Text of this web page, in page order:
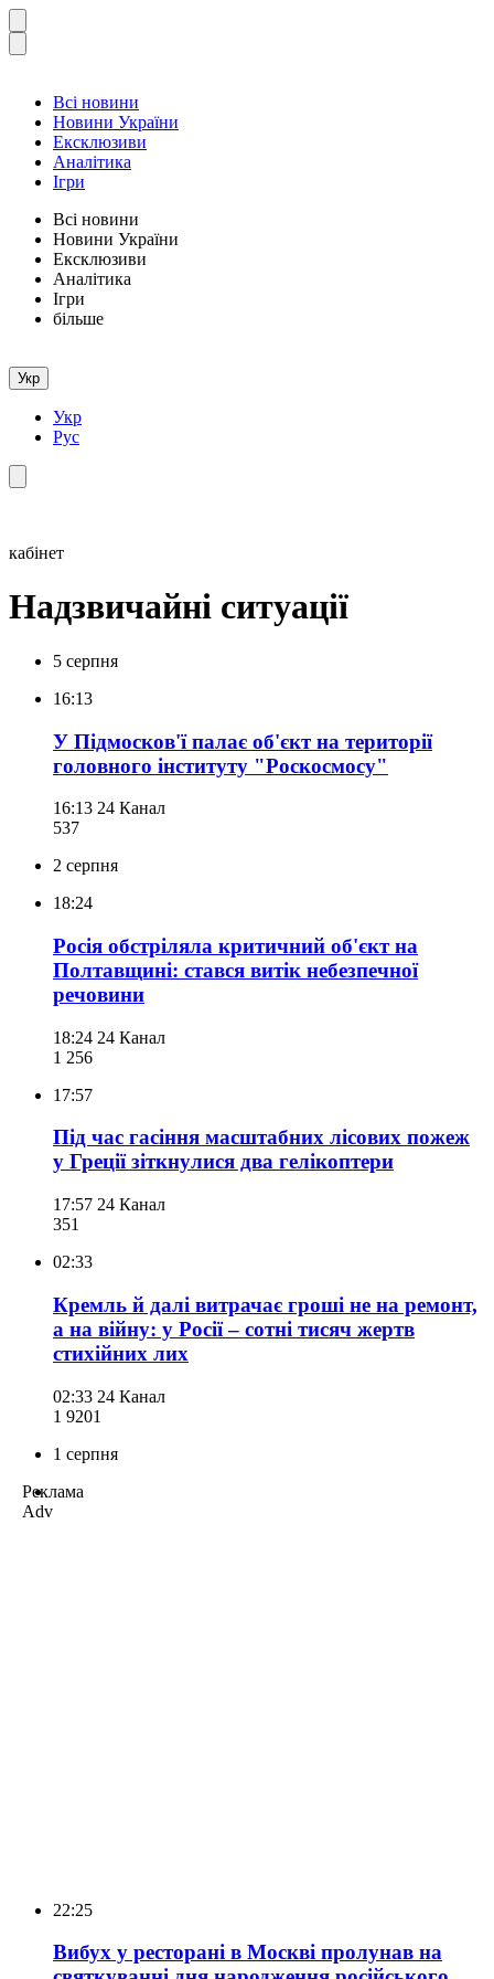
Всі новини
Новини України
Ексклюзиви
Аналітика
Ігри
Всі новини
Новини України
Ексклюзиви
Аналітика
Ігри
більше
Укр
Укр
Рус
кабінет
Надзвичайні ситуації
5 серпня
16:13
У Підмосков'ї палає об'єкт на території
головного інституту "Роскосмосу"
16:13 24 Канал
537
2 серпня
18:24
Росія обстріляла критичний об'єкт на
Полтавщині: стався витік небезпечної
речовини
18:24 24 Канал
1 256
17:57
Під час гасіння масштабних лісових пожеж
у Греції зіткнулися два гелікоптери
17:57 24 Канал
351
02:33
Кремль й далі витрачає гроші не на ремонт,
а на війну: у Росії – сотні тисяч жертв
стихійних лих
02:33 24 Канал
1 9201
1 серпня
Реклама
Adv
22:25
Вибух у ресторані в Москві пролунав на